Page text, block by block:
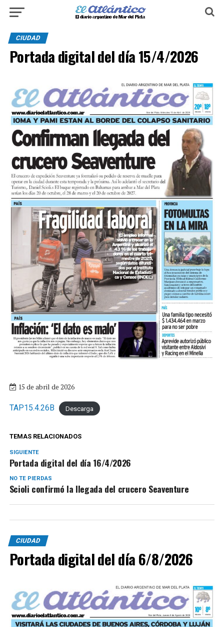
CIUDAD
Portada digital del día 15/4/2026
15 de abril de 2026
TAP15.4.26B Descarga
TEMAS RELACIONADOS
SIGUIENTE
Portada digital del día 16/4/2026
NO TE PIERDAS
Scioli confirmó la llegada del crucero Seaventure
CIUDAD
Portada digital del día 6/8/2026